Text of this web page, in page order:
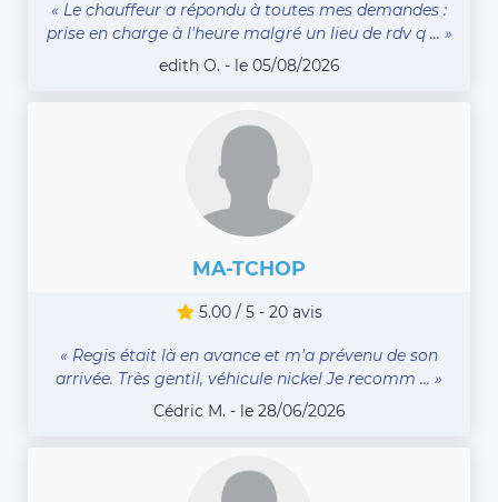
« Le chauffeur a répondu à toutes mes demandes :
prise en charge à l'heure malgré un lieu de rdv q ... »
edith O. - le 05/08/2026
MA-TCHOP
5.00 / 5 - 20 avis
« Regis était là en avance et m'a prévenu de son
arrivée. Très gentil, véhicule nickel Je recomm ... »
Cédric M. - le 28/06/2026